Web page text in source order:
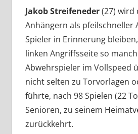
Jakob Streifeneder(27) wird
Anhängern als pfeilschneller
Spieler in Erinnerung
linken Angriffsseite so
Abwehrspieler im Vollspeed
nicht selten zu Torvorlagen
führte, nach 98 Spielen (22
Senioren, zu seinem
zurückkehrt.